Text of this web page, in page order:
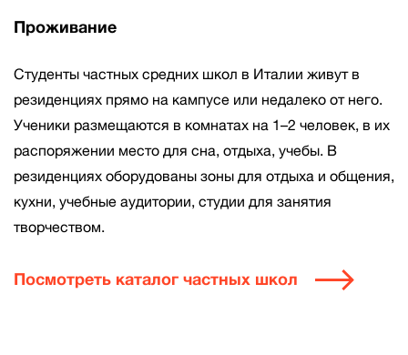
Проживание
Студенты частных средних школ в Италии живут в
резиденциях прямо на кампусе или недалеко от него.
Ученики размещаются в комнатах на 1–2 человек, в их
распоряжении место для сна, отдыха, учебы. В
резиденциях оборудованы зоны для отдыха и общения,
кухни, учебные аудитории, студии для занятия
творчеством.
Посмотреть каталог частных школ